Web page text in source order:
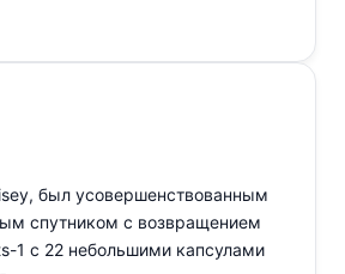
был усовершенствованным
спутником с возвращением
1 с 22 небольшими капсулами